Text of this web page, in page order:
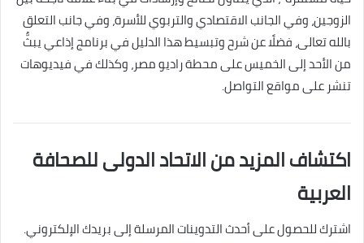
الزوجين، وفي الجانب الاقتصادي والتربوي للأسرة، وفي جانب التعلق
بالله تعالى، فضلًا عن شرح وتبسيط هذا الدليل في برنامج إذاعي يبثُّ
من الأحد إلى الخميس على محطة راديو مصر، وكذلك في فيديوهات
تنشر على مواقع التواصل.
اكتشاف المزيد من الاتحاد الدولى للصحافة
العربية
اشترك للحصول على أحدث التدوينات المرسلة إلى بريدك الإلكتروني.